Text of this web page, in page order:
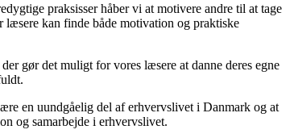
praksisser håber vi at motivere andre til at tage
kan finde både motivation og praktiske
gør det muligt for vores læsere at danne deres egne
en uundgåelig del af erhvervslivet i Danmark og at
og samarbejde i erhvervslivet.